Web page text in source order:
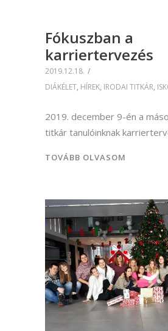
Fókuszban a
karriertervezés
2019.12.18.
DIÁKÉLET, HÍREK, IRODAI TITKÁR,
2019. december 9-én a
titkár tanulóinknak
TOVÁBB OLVASOM